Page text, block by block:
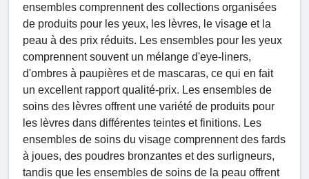
ensembles comprennent des collections organisées
de produits pour les yeux, les lèvres, le visage et la
peau à des prix réduits. Les ensembles pour les yeux
comprennent souvent un mélange d'eye-liners,
d'ombres à paupières et de mascaras, ce qui en fait
un excellent rapport qualité-prix. Les ensembles de
soins des lèvres offrent une variété de produits pour
les lèvres dans différentes teintes et finitions. Les
ensembles de soins du visage comprennent des fards
à joues, des poudres bronzantes et des surligneurs,
tandis que les ensembles de soins de la peau offrent